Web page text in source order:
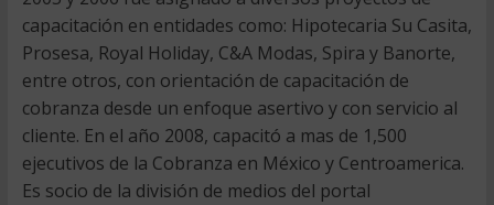
capacitación en entidades como: Hipotecaria Su Casita,
Prosesa, Royal Holiday, C&A Modas, Spira y Banorte,
entre otros, con orientación de capacitación de
cobranza desde un enfoque asertivo y con servicio al
cliente. En el año 2008, capacitó a mas de 1,500
ejecutivos de la Cobranza en México y Centroamerica.
Es socio de la división de medios del portal